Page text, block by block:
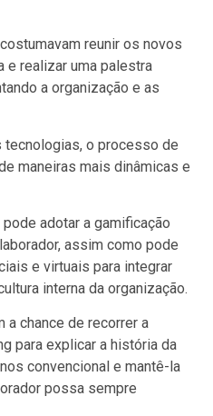
reunir os novos
e realizar uma palestra
a organização e as
tecnologias, o processo de
maneiras mais dinâmicas e
adotar a gamificação
assim como pode
e virtuais para integrar
interna da organização.
a chance de recorrer a
para explicar a história da
convencional e mantê-la
possa sempre